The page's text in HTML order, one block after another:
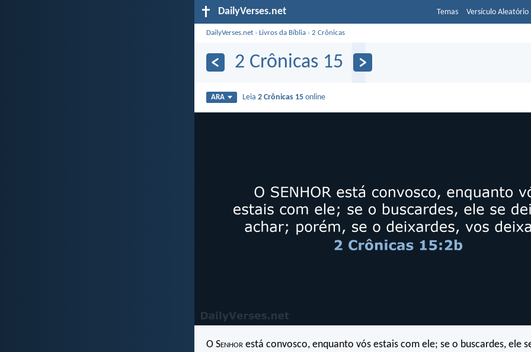
DailyVerses.net Temas Versículo Aleatório
DailyVerses.net ›Livros da Bíblia ›2 Crônicas
2 Crônicas 15
ARA Leia2 Crônicas 15 online
O Senhor está convosco, enquanto vós estais com ele; se o buscardes, ele